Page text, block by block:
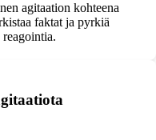
agitaation kohteena
faktat ja pyrkiä